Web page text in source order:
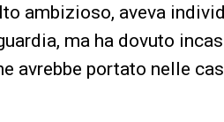
ambizioso, aveva
ma ha dovuto
avrebbe portato nelle